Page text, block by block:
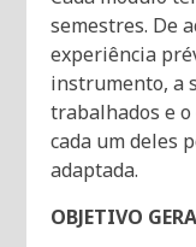
semestres. De
experiência
instrumento, a
trabalhados e
cada um deles
adaptada.
OBJETIVO